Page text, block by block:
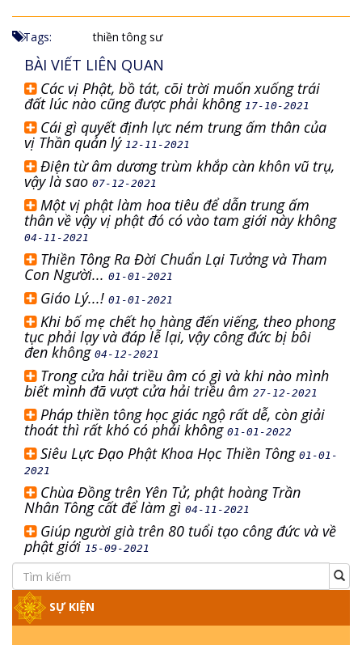
Tags: thiền tông sư
BÀI VIẾT LIÊN QUAN
Các vị Phật, bồ tát, cõi trời muốn xuống trái
đất lúc nào cũng được phải không 17-10-2021
Cái gì quyết định lực ném trung ấm thân của
vị Thần quản lý 12-11-2021
Điện từ âm dương trùm khắp càn khôn vũ trụ,
vậy là sao 07-12-2021
Một vị phật làm hoa tiêu để dẫn trung ấm
thân về vậy vị phật đó có vào tam giới này không
04-11-2021
Thiền Tông Ra Đời Chuẩn Lại Tưởng và Tham
Con Người...01-01-2021
Giáo Lý...! 01-01-2021
Khi bố mẹ chết họ hàng đến viếng, theo phong
tục phải lạy và đáp lễ lại, vậy công đức bị bôi
đen không04-12-2021
Trong cửa hải triều âm có gì và khi nào mình
biết mình đã vượt cửa hải triều âm 27-12-2021
Pháp thiền tông học giác ngộ rất dễ, còn giải
thoát thì rất khó có phải không 01-01-2022
Siêu Lực Đạo Phật Khoa Học Thiền Tông 01-01-
2021
Chùa Đồng trên Yên Tử, phật hoàng Trần
Nhân Tông cất để làm gì 04-11-2021
Giúp người già trên 80 tuổi tạo công đức và về
phật giới15-09-2021
SỰ KIỆN